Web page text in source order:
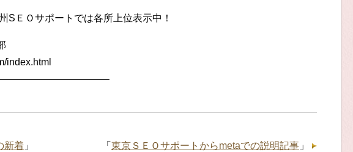
SＥＯサポートでは各所上位表示中！
index.html
「 東京ＳＥＯサポートからmetaでの説明記事 」
新着 」